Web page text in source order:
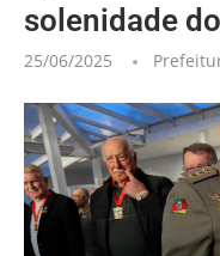
solenidade
25/06/2025